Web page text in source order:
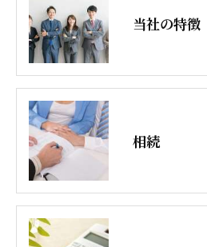
当社の特徴
相続